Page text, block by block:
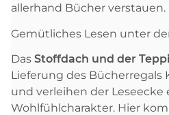
allerhand Bücher verstauen.
Gemütliches Lesen unter
Das Stoffdach und der
Lieferung des Bücherregals
und verleihen der
Wohlfühlcharakter. Hier